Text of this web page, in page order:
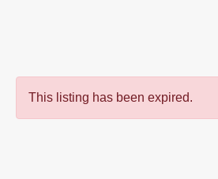
This listing has been expired.